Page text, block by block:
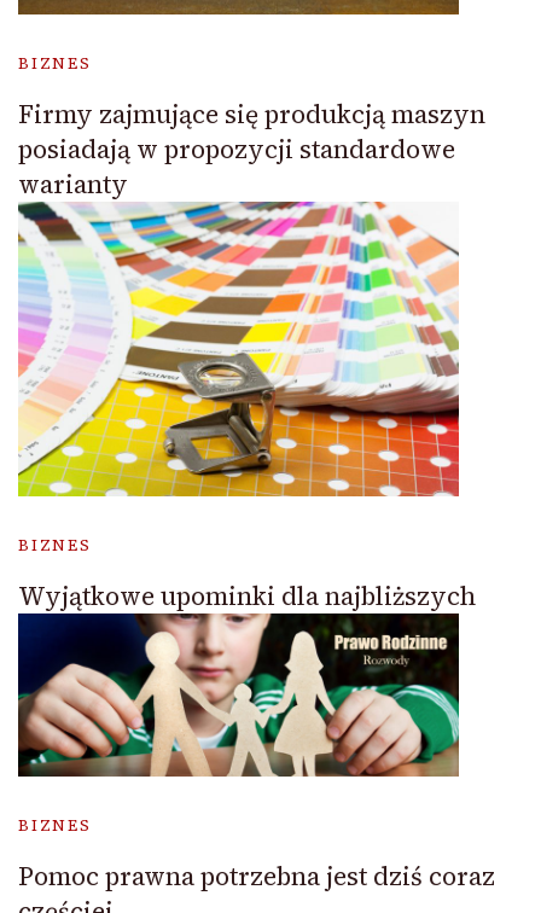
BIZNES
Firmy zajmujące się produkcją maszyn
posiadają w propozycji standardowe
warianty
BIZNES
Wyjątkowe upominki dla najbliższych
BIZNES
Pomoc prawna potrzebna jest dziś coraz